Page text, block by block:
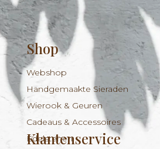
Shop
Webshop
Handgemaakte Sieraden
Wierook & Geuren
Cadeaus & Accessoires
Edelstenen
Klantenservice